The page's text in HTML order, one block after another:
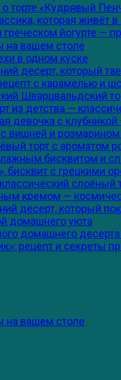
торте «Кудрявый
которая живёт
йогурте —
на вашем столе
в одном куске
десерт, который
с карамелью и
Шварцвальдский
из детства —
девочка с
вишней и
торт с ароматом
бисквитом и
бисквит с грецкими
кремом —
десерт, который
домашнего уюта
домашнего
рецепт и секреты
на вашем столе